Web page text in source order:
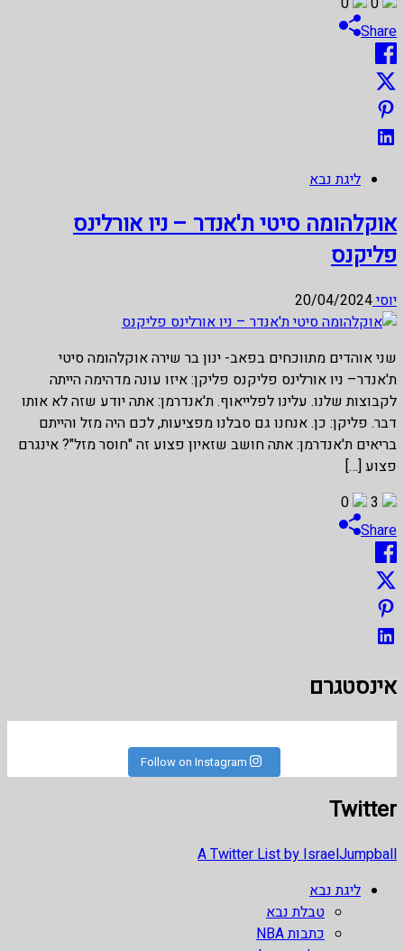
Share
ליגת נבא
אוקלהומה סיטי ת'אנדר – ניו אורלינס
פליקנס
יוסי20/04/2024
שני אוהדים מתווכחים בפאב- ינון בר שירה אוקלהומה סיטי
ת'אנדר– ניו אורלינס פליקנס פליקן: איזו עונה מדהימה הייתה
לקבוצות שלנו. עלינו לפלייאוף. ת'אנדרמן: אתה יודע שזה לא אותו
דבר. פליקן: כן. אנחנו גם סבלנו מפציעות, לכם היה מזל והייתם
בריאים ת'אנדרמן: אתה חושב שזאיון פצוע זה "חוסר מזל"? אינגרם
פצוע […]
3
0
Share
אינסטגרם
Follow on Instagram
Twitter
A Twitter List by IsraelJumpball
ליגת נבא
טבלת נבא
כתבות NBA